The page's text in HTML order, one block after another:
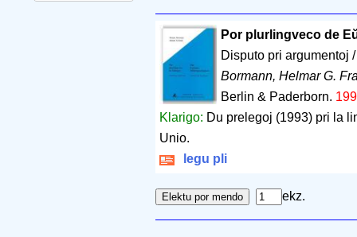
Por plurlingveco de
Disputo pri argumentoj
Bormann, Helmar G.
Berlin & Paderborn.
Klarigo: Du prelegoj (1993) pri la
Unio.
legu pli
ekz.